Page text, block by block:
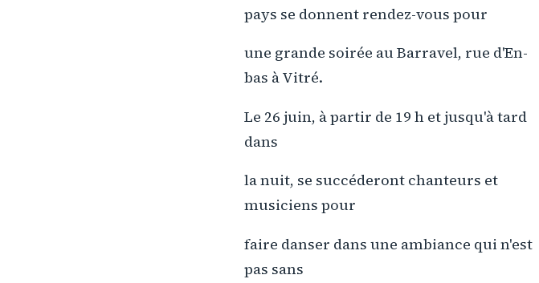
pays se donnent rendez-vous pour
une grande soirée au Barravel, rue d'En-
bas à Vitré.
Le 26 juin, à partir de 19 h et jusqu'à tard
dans
la nuit, se succéderont chanteurs et
musiciens pour
faire danser dans une ambiance qui n'est
pas sans